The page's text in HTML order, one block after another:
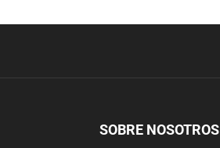
SOBRE NOSOTROS